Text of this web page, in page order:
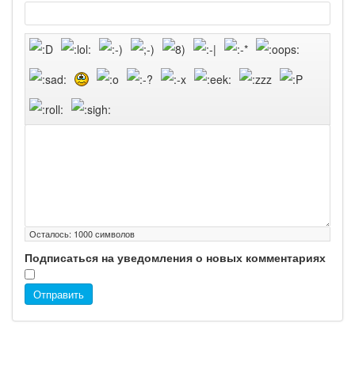
Осталось: 1000символов
Подписаться на уведомления о новых комментариях
Отправить